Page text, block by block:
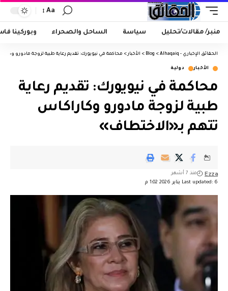
Aa
منبر/ مقالات/تحليل سياسة الساحل والصحراء وبوركينا
الحقائق الإخباري - Alhaqaiq >
Blog
> الأخبار > محاكمة في نيويورك: تقديم رعاية طبية لزوجة مادورو
الأخبار دولية
محاكمة في نيويورك: تقديم رعاية
طبية لزوجة مادورو وكاراكاس
تتهم بـ«الاختطاف»
Last updated: 6 يناير 2026 1:02 م
Ezza منذ 7 أشهر